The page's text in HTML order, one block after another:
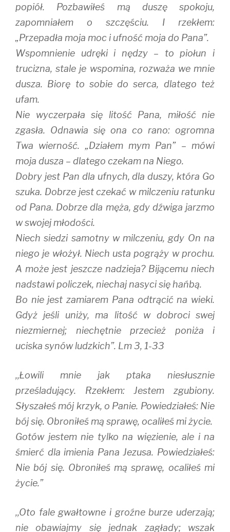
popiół. Pozbawiłeś mą duszę spokoju,
zapomniałem o szczęściu. I rzekłem:
„Przepadła moja moc i ufność moja do Pana”.
Wspomnienie udręki i nędzy – to piołun i
trucizna, stale je wspomina, rozważa we mnie
dusza. Biorę to sobie do serca, dlatego też
ufam.
Nie wyczerpała się litość Pana, miłość nie
zgasła. Odnawia się ona co rano: ogromna
Twa wierność. „Działem mym Pan” – mówi
moja dusza – dlatego czekam na Niego.
Dobry jest Pan dla ufnych, dla duszy, która Go
szuka. Dobrze jest czekać w milczeniu ratunku
od Pana. Dobrze dla męża, gdy dźwiga jarzmo
w swojej młodości.
Niech siedzi samotny w milczeniu, gdy On na
niego je włożył. Niech usta pogrąży w prochu.
A może jest jeszcze nadzieja? Bijącemu niech
nadstawi policzek, niechaj nasyci się hańbą.
Bo nie jest zamiarem Pana odtrącić na wieki.
Gdyż jeśli uniży, ma litość w dobroci swej
niezmiernej; niechętnie przecież poniża i
uciska synów ludzkich”. Lm 3, 1-33
,,Łowili mnie jak ptaka niesłusznie
prześladujący. Rzekłem: Jestem zgubiony.
Słyszałeś mój krzyk, o Panie. Powiedziałeś: Nie
bój się. Obroniłeś mą sprawę, ocaliłeś mi życie.
Gotów jestem nie tylko na więzienie, ale i na
śmierć dla imienia Pana Jezusa. Powiedziałeś:
Nie bój się. Obroniłeś mą sprawę, ocaliłeś mi
życie.”
,,Oto fale gwałtowne i groźne burze uderzają;
nie obawiajmy się jednak zagłady; wszak